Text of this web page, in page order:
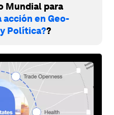
Mundial para
acción en Geo-
Política??